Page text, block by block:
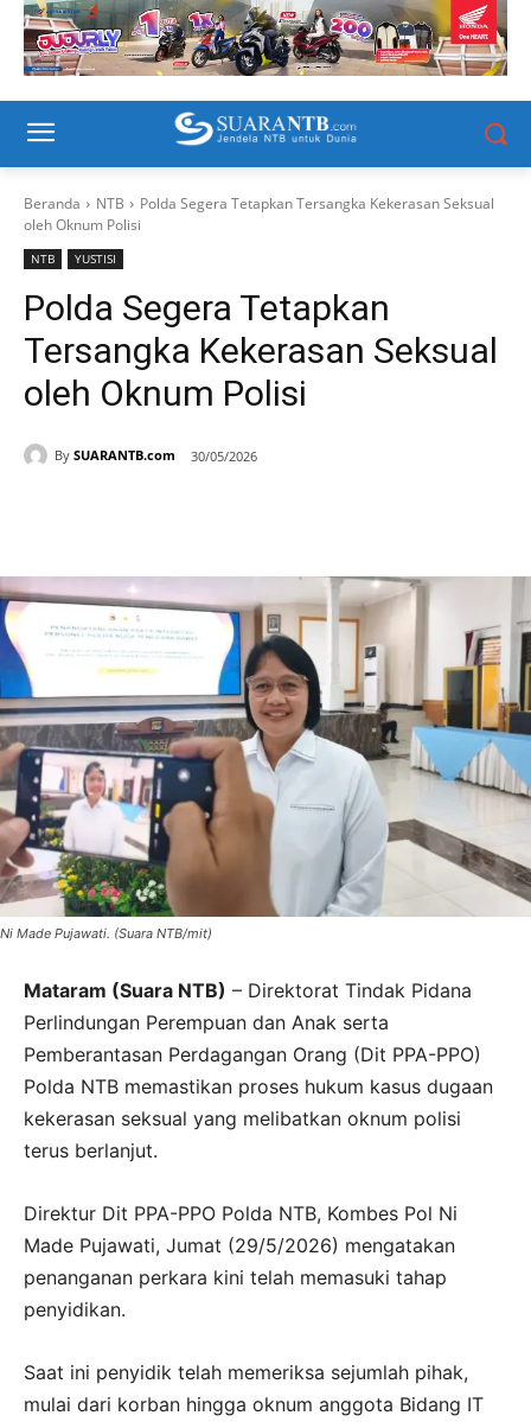
Beranda NTB
Polda Segera Tetapkan Tersangka Kekerasan Seksual
oleh Oknum Polisi
NTB YUSTISI
Polda Segera Tetapkan
Tersangka Kekerasan Seksual
oleh Oknum Polisi
By SUARANTB.com 30/05/2026
Ni Made Pujawati. (Suara NTB/mit)
Mataram (Suara NTB) – Direktorat Tindak Pidana
Perlindungan Perempuan dan Anak serta
Pemberantasan Perdagangan Orang (Dit PPA-PPO)
Polda NTB memastikan proses hukum kasus dugaan
kekerasan seksual yang melibatkan oknum polisi
terus berlanjut.
Direktur Dit PPA-PPO Polda NTB, Kombes Pol Ni
Made Pujawati, Jumat (29/5/2026) mengatakan
penanganan perkara kini telah memasuki tahap
penyidikan.
Saat ini penyidik telah memeriksa sejumlah pihak,
mulai dari korban hingga oknum anggota Bidang IT